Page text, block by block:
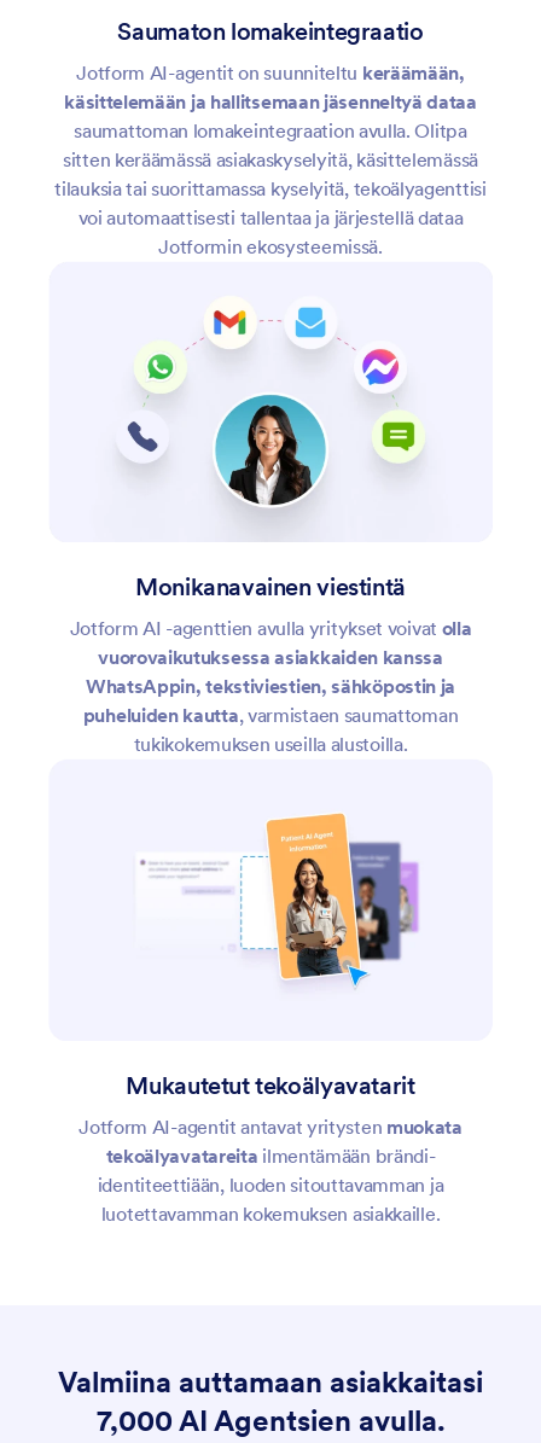
Saumaton lomakeintegraatio
Jotform AI-agentit on suunniteltu keräämään,
käsittelemään ja hallitsemaan jäsenneltyä dataa
saumattoman lomakeintegraation avulla. Olitpa
sitten keräämässä asiakaskyselyitä, käsittelemässä
tilauksia tai suorittamassa kyselyitä, tekoälyagenttisi
voi automaattisesti tallentaa ja järjestellä dataa
Jotformin ekosysteemissä.
Monikanavainen viestintä
Jotform AI -agenttien avulla yritykset voivat olla
vuorovaikutuksessa asiakkaiden kanssa
WhatsAppin, tekstiviestien, sähköpostin ja
puheluiden kautta, varmistaen saumattoman
tukikokemuksen useilla alustoilla.
Mukautetut tekoälyavatarit
Jotform AI-agentit antavat yritysten muokata
tekoälyavatareita ilmentämään brändi-
identiteettiään, luoden sitouttavamman ja
luotettavamman kokemuksen asiakkaille.
Valmiina auttamaan asiakkaitasi
7,000 AI Agentsien avulla.